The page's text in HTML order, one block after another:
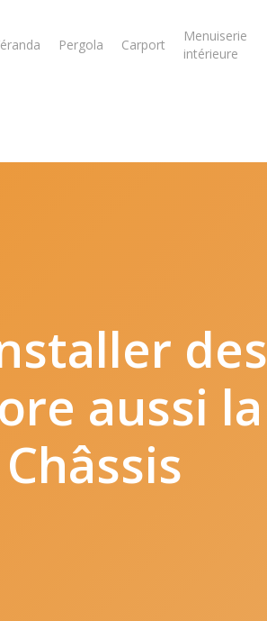
Pergola Carport
Menuiserie
intérieure
des
aussi la
Châssis